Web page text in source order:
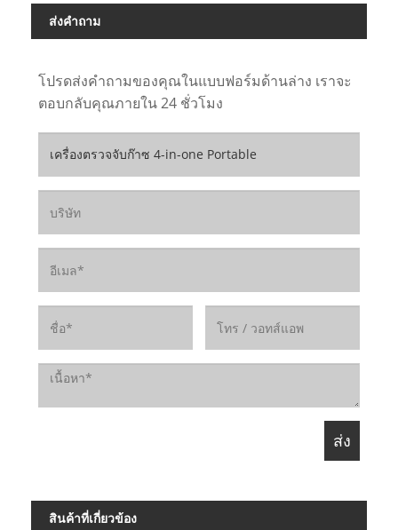
ส่งคำถาม
โปรดส่งคำถามของคุณในแบบฟอร์มด้านล่าง เราจะ
ตอบกลับคุณภายใน 24 ชั่วโมง
สินค้าที่เกี่ยวข้อง